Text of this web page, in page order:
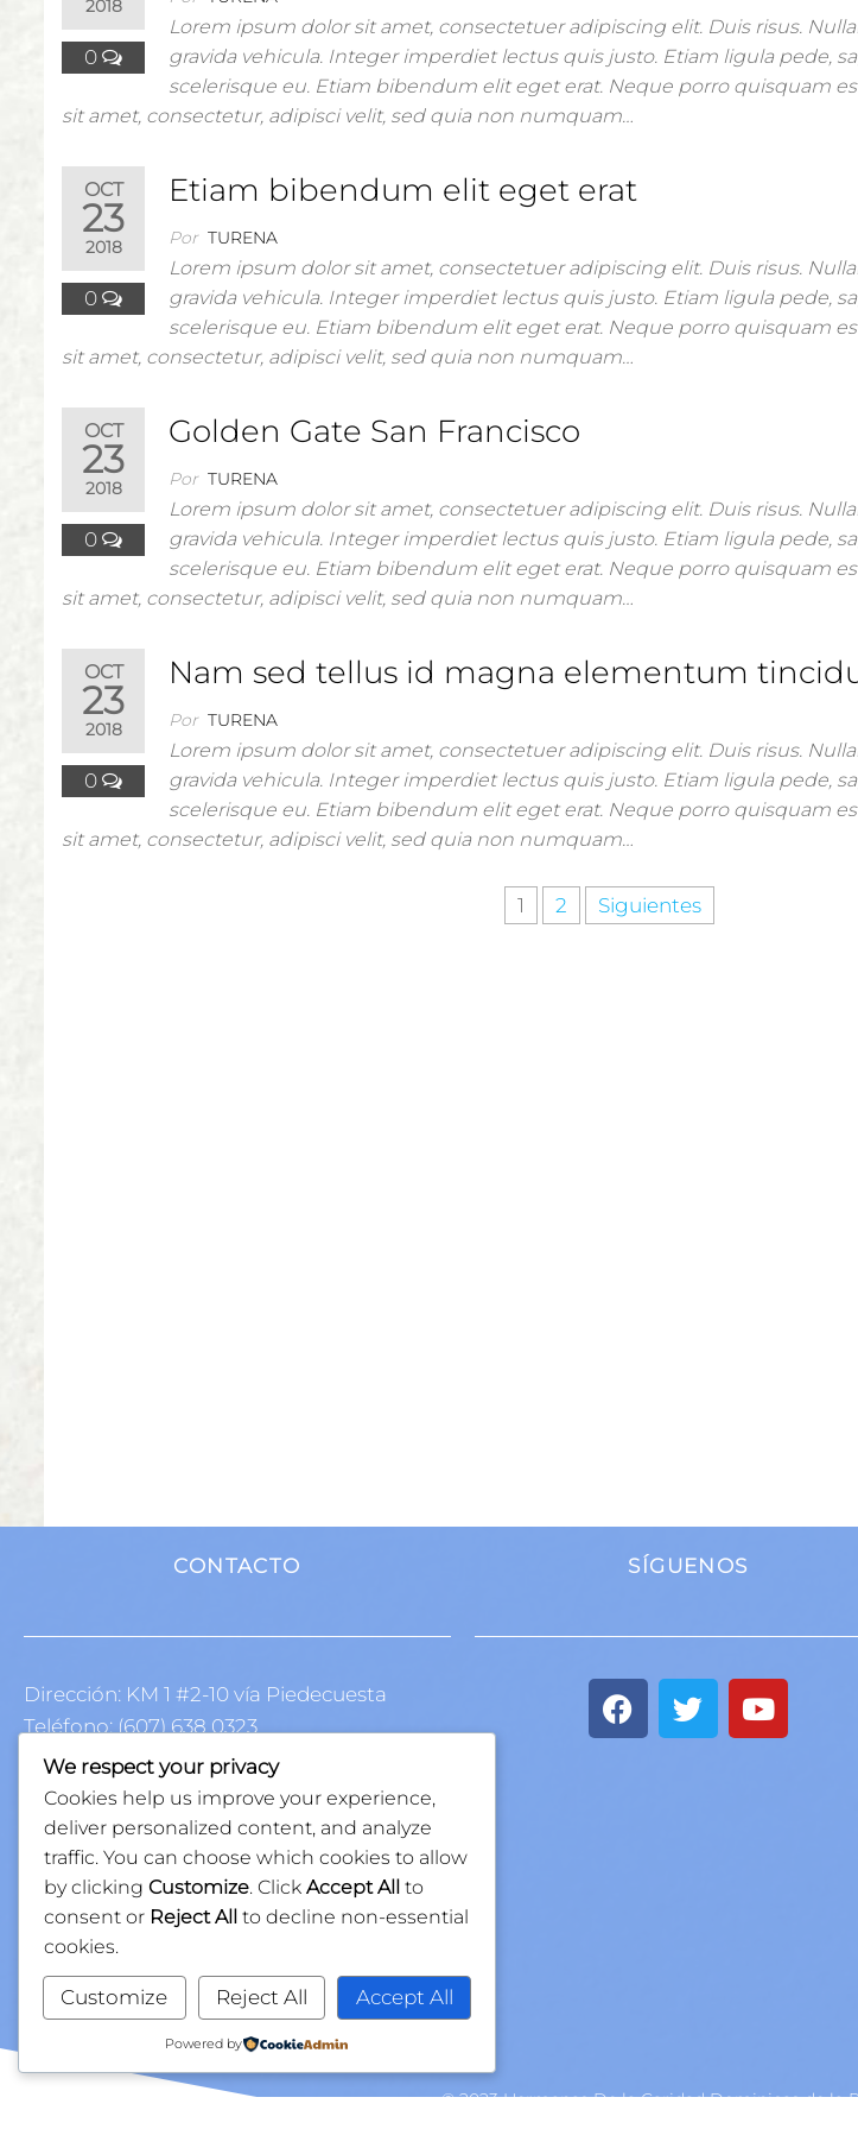
2018
0
Lorem ipsum dolor sit amet, consectetuer adipiscing elit. Duis risus.
gravida vehicula. Integer imperdiet lectus quis justo. Etiam ligula pede,
scelerisque eu. Etiam bibendum elit eget erat. Neque porro quisquam
sit amet, consectetur, adipisci velit, sed quia non numquam…
OCT
23
2018
0
Etiam bibendum elit eget erat
Por TURENA
Lorem ipsum dolor sit amet, consectetuer adipiscing elit. Duis risus.
gravida vehicula. Integer imperdiet lectus quis justo. Etiam ligula pede,
scelerisque eu. Etiam bibendum elit eget erat. Neque porro quisquam
sit amet, consectetur, adipisci velit, sed quia non numquam…
OCT
23
2018
0
Golden Gate San Francisco
Por TURENA
Lorem ipsum dolor sit amet, consectetuer adipiscing elit. Duis risus.
gravida vehicula. Integer imperdiet lectus quis justo. Etiam ligula pede,
scelerisque eu. Etiam bibendum elit eget erat. Neque porro quisquam
sit amet, consectetur, adipisci velit, sed quia non numquam…
OCT
23
2018
0
Nam sed tellus id magna elementum
Por TURENA
Lorem ipsum dolor sit amet, consectetuer adipiscing elit. Duis risus.
gravida vehicula. Integer imperdiet lectus quis justo. Etiam ligula pede,
scelerisque eu. Etiam bibendum elit eget erat. Neque porro quisquam
sit amet, consectetur, adipisci velit, sed quia non numquam…
1 2 Siguientes
CONTACTO
Dirección: KM 1 #2-10 vía Piedecuesta
Teléfono: (607) 638 0323
E-mail: economatoprovincial@laturena.co
SÍGUENOS
© 2023 Hermanas De la Caridad Dominicas de la
We respect your privacy
Cookies help us improve your experience,
deliver personalized content, and analyze
traffic. You can choose which cookies to allow
by clicking Customize. Click Accept All to
consent or Reject All to decline non-essential
cookies.
Customize Reject All Accept All
Powered by